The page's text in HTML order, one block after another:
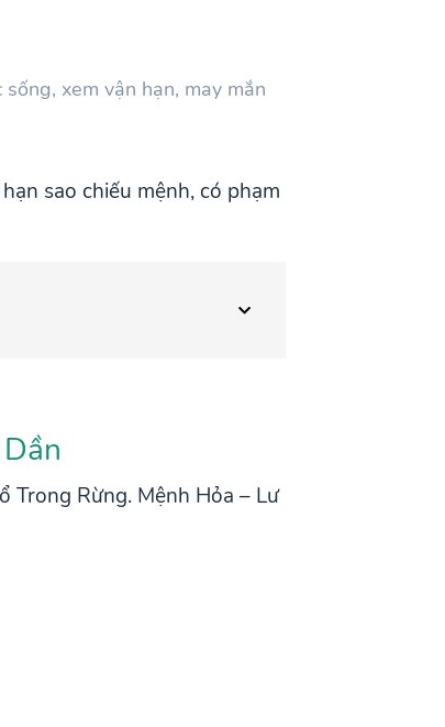
xem vận hạn, may mắn
sao chiếu mệnh, có phạm
Trong Rừng. Mệnh Hỏa – Lư